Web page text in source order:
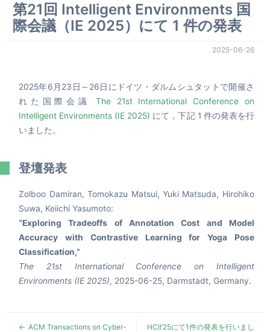
第21回 Intelligent Environments 国
際会議（IE 2025）にて 1 件の発表
2025-06-26
2025年6月23日～26日にドイツ・ダルムシュタットで開催さ
れた国際会議The 21st International Conference on
Intelligent Environments (IE 2025) にて，下記 1 件の発表を行
いました。
登壇発表
Zolboo Damiran, Tomokazu Matsui, Yuki Matsuda, Hirohiko
Suwa, Keiichi Yasumoto:
“Exploring Tradeoffs of Annotation Cost and Model
Accuracy with Contrastive Learning for Yoga Pose
Classification,”
The 21st International Conference on Intelligent
Environments (IE 2025), 2025-06-25, Darmstadt, Germany.
ACM Transactions on Cyber-
HCII’25にて1件の発表を行いまし